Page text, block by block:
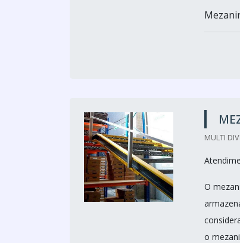
MULTI
O
o